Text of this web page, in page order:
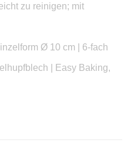
zu reinigen; mit
Ø 10 cm | 6-fach
| Easy Baking,